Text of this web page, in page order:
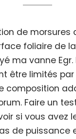
de morsures
foliaire de
ma vanne
être limités par
composition
Faire un
si vous avez
de puissance